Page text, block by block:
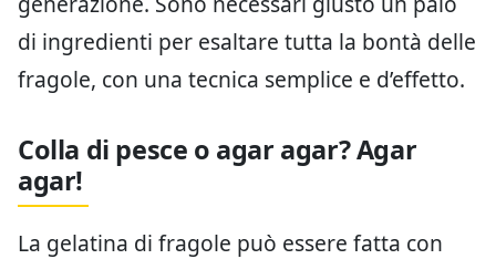
di ingredienti per esaltare tutta la bontà delle
fragole, con una tecnica semplice e d’effetto.
Colla di pesce o agar agar? Agar
agar!
La gelatina di fragole può essere fatta con